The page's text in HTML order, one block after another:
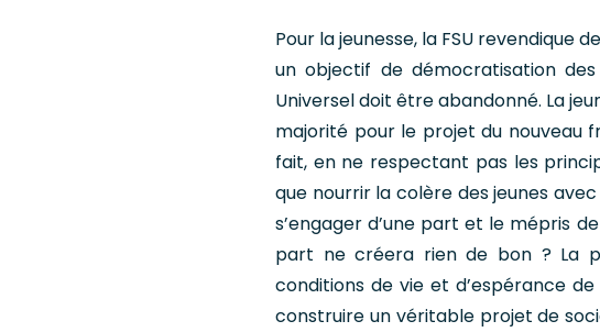
Pour la jeunesse, la FSU revendique
un objectif de démocratisation
Universel doit être abandonné. La
majorité pour le projet du nouveau
fait, en ne respectant pas les
que nourrir la colère des jeunes
s’engager d’une part et le mépris
part ne créera rien de bon ? La
conditions de vie et d’espérance
construire un véritable projet de